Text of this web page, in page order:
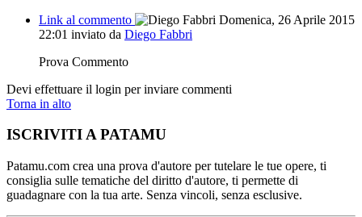
Link al commento
Domenica, 26 Aprile 2015
22:01 inviato da Diego Fabbri
Prova Commento
Devi effettuare il login per inviare commenti
Torna in alto
ISCRIVITI A PATAMU
Patamu.com crea una prova d'autore per tutelare le tue opere, ti
consiglia sulle tematiche del diritto d'autore, ti permette di
guadagnare con la tua arte. Senza vincoli, senza esclusive.